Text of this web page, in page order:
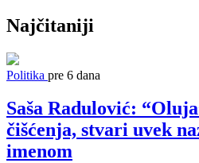
Najčitaniji
Politika pre 6 dana
Saša Radulović:
čišćenja, stvari uvek
imenom